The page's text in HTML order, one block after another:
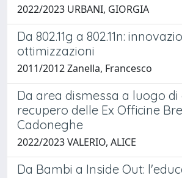
2022/2023 URBANI, GIORGIA
Da 802.11g a 802.11n:
ottimizzazioni
2011/2012 Zanella, Francesco
Da area dismessa a luogo di
recupero delle Ex Officine
Cadoneghe
2022/2023 VALERIO, ALICE
Da Bambi a Inside Out: